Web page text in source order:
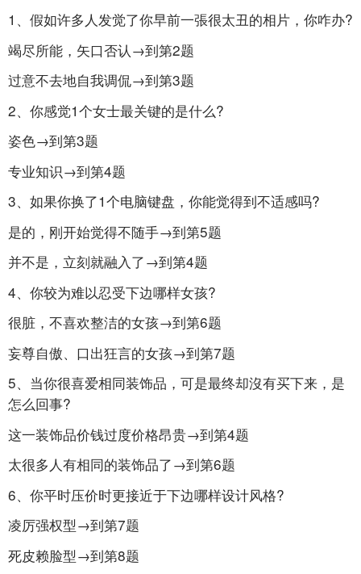
1、假如许多人发觉了你早前一張很太丑的相片，你咋办?
竭尽所能，矢口否认→到第2题
过意不去地自我调侃→到第3题
2、你感觉1个女士最关键的是什么?
姿色→到第3题
专业知识→到第4题
3、如果你换了1个电脑键盘，你能觉得到不适感吗?
是的，刚开始觉得不随手→到第5题
并不是，立刻就融入了→到第4题
4、你较为难以忍受下边哪样女孩?
很脏，不喜欢整洁的女孩→到第6题
妄尊自傲、口出狂言的女孩→到第7题
5、当你很喜爱相同装饰品，可是最终却沒有买下来，是
怎么回事?
这一装饰品价钱过度价格昂贵→到第4题
太很多人有相同的装饰品了→到第6题
6、你平时压价时更接近于下边哪样设计风格?
凌厉强权型→到第7题
死皮赖脸型→到第8题